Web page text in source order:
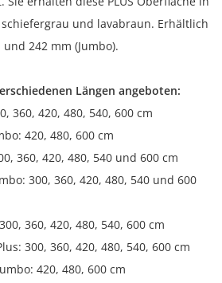
und lavabraun. Erhältlich
242 mm (Jumbo).
Längen angeboten:
360, 420, 480, 540, 600 cm
420, 480, 600 cm
360, 420, 480, 540 und 600 cm
300, 360, 420, 480, 540 und 600
360, 420, 480, 540, 600 cm
300, 360, 420, 480, 540, 600 cm
420, 480, 600 cm